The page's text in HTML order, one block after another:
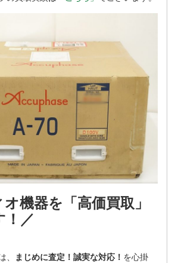
機器を「高価買取」
！／
、 まじめに査定！誠実な対応！ を⼼掛